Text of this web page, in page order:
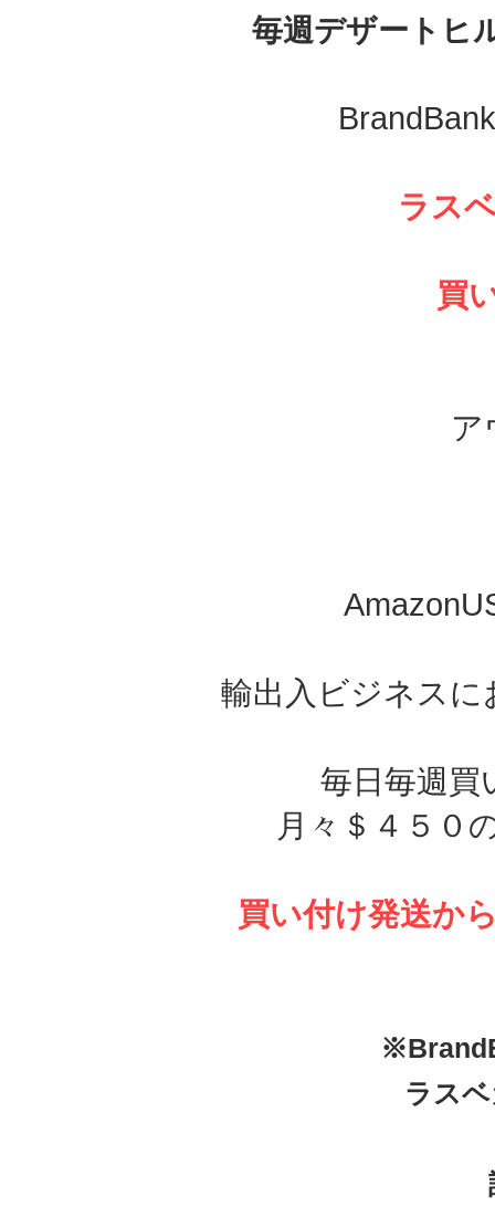
毎週デザートヒ
ラス
買
ア
輸出入ビジネス
毎日毎週
月々＄４５０
買い付け発送か
ラス